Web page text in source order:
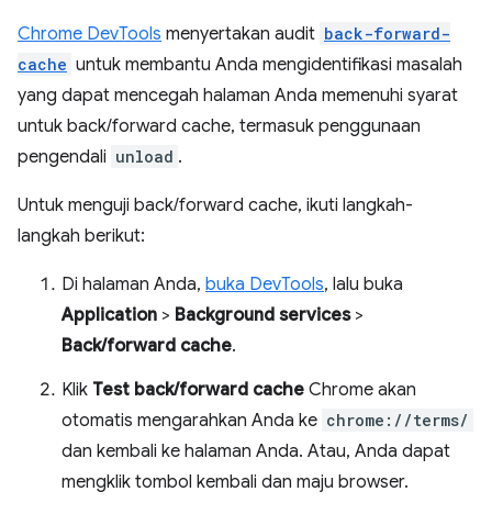
Chrome DevTools menyertakan audit back-forward-
cache untuk membantu Anda mengidentifikasi masalah
yang dapat mencegah halaman Anda memenuhi syarat
untuk back/forward cache, termasuk penggunaan
pengendali unload .
Untuk menguji back/forward cache, ikuti langkah-
langkah berikut:
Di halaman Anda, buka DevTools, lalu buka
Application > Background services>
Back/forward cache.
Klik Test back/forward cache Chrome akan
otomatis mengarahkan Anda ke chrome://terms/
dan kembali ke halaman Anda. Atau, Anda dapat
mengklik tombol kembali dan maju browser.